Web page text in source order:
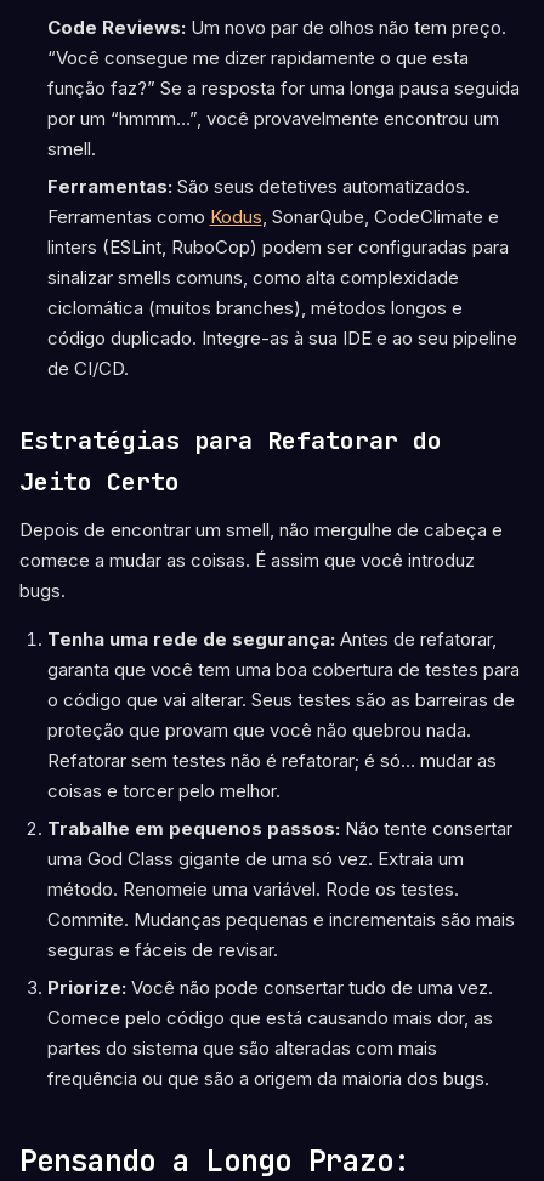
Code Reviews:Um novo par de olhos não tem preço.
“Você consegue me dizer rapidamente o que esta
função faz?” Se a resposta for uma longa pausa seguida
por um “hmmm…”, você provavelmente encontrou um
smell.
Ferramentas:São seus detetives automatizados.
Ferramentas como Kodus , SonarQube, CodeClimate e
linters (ESLint, RuboCop) podem ser configuradas para
sinalizar smells comuns, como alta complexidade
ciclomática (muitos branches), métodos longos e
código duplicado. Integre-as à sua IDE e ao seu pipeline
de CI/CD.
Estratégias para Refatorar do
Jeito Certo
Depois de encontrar um smell, não mergulhe de cabeça e
comece a mudar as coisas. É assim que você introduz
bugs.
Tenha uma rede de segurança:Antes de refatorar,
garanta que você tem uma boa cobertura de testes para
o código que vai alterar. Seus testes são as barreiras de
proteção que provam que você não quebrou nada.
Refatorar sem testes não é refatorar; é só… mudar as
coisas e torcer pelo melhor.
Trabalhe em pequenos passos:Não tente consertar
uma God Class gigante de uma só vez. Extraia um
método. Renomeie uma variável. Rode os testes.
Commite. Mudanças pequenas e incrementais são mais
seguras e fáceis de revisar.
Priorize:Você não pode consertar tudo de uma vez.
Comece pelo código que está causando mais dor, as
partes do sistema que são alteradas com mais
frequência ou que são a origem da maioria dos bugs.
Pensando a Longo Prazo: